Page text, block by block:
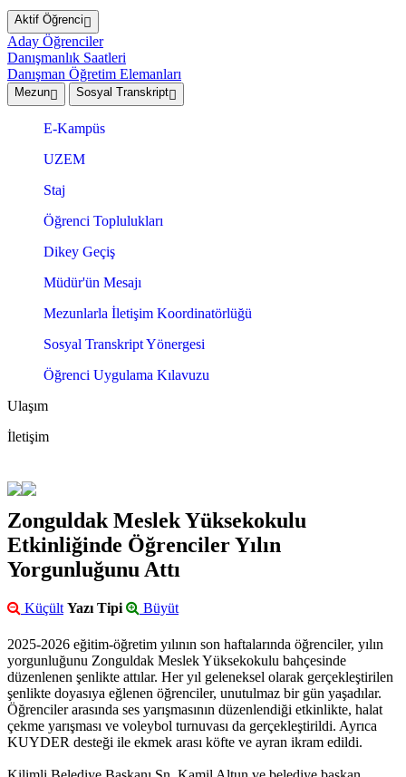
Aktif Öğrenci
Aday Öğrenciler
Danışmanlık Saatleri
Danışman Öğretim Elemanları
Mezun Sosyal Transkript
E-Kampüs
UZEM
Staj
Öğrenci Toplulukları
Dikey Geçiş
Müdür'ün Mesajı
Mezunlarla İletişim Koordinatörlüğü
Sosyal Transkript Yönergesi
Öğrenci Uygulama Kılavuzu
Ulaşım
İletişim
Zonguldak Meslek Yüksekokulu
Etkinliğinde Öğrenciler Yılın
Yorgunluğunu Attı
Küçült Yazı Tipi Büyüt
2025-2026 eğitim-öğretim yılının son haftalarında öğrenciler, yılın
yorgunluğunu Zonguldak Meslek Yüksekokulu bahçesinde
düzenlenen şenlikte attılar. Her yıl geleneksel olarak gerçekleştirilen
şenlikte doyasıya eğlenen öğrenciler, unutulmaz bir gün yaşadılar.
Öğrenciler arasında ses yarışmasının düzenlendiği etkinlikte, halat
çekme yarışması ve voleybol turnuvası da gerçekleştirildi. Ayrıca
KUYDER desteği ile ekmek arası köfte ve ayran ikram edildi.